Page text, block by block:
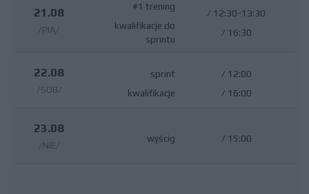
21.08
/PIĄ/
#1 trening
kwalifikacje do
sprintu
/ 12:30-13:30
/ 16:30
22.08
/SOB/
sprint
kwalifikacje
/ 12:00
/ 16:00
23.08
/NIE/
wyścig / 15:00